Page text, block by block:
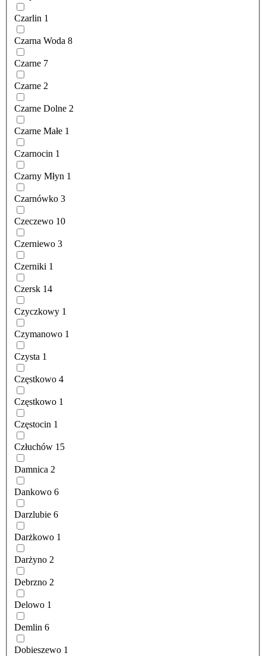
Czarlin 1
Czarna Woda 8
Czarne 7
Czarne 2
Czarne Dolne 2
Czarne Małe 1
Czarnocin 1
Czarny Młyn 1
Czarnówko 3
Czeczewo 10
Czerniewo 3
Czerniki 1
Czersk 14
Czyczkowy 1
Czymanowo 1
Czysta 1
Częstkowo 4
Częstkowo 1
Częstocin 1
Człuchów 15
Damnica 2
Dankowo 6
Darzlubie 6
Darżkowo 1
Darżyno 2
Debrzno 2
Delowo 1
Demlin 6
Dobieszewo 1